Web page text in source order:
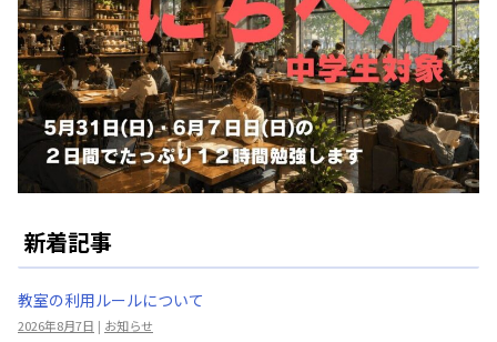
新着記事
教室の利用ルールについて
2026年8月7日 | お知らせ